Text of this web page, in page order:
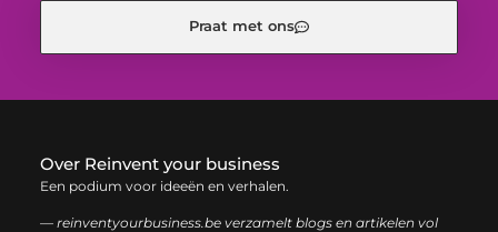
Praat met ons
Over Reinvent your business
Een podium voor ideeën en verhalen.
— reinventyourbusiness.be verzamelt blogs en artikelen vol